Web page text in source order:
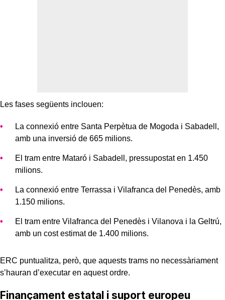
Les fases següents inclouen:
La connexió entre Santa Perpètua de Mogoda i Sabadell,
amb una inversió de 665 milions.
El tram entre Mataró i Sabadell, pressupostat en 1.450
milions.
La connexió entre Terrassa i Vilafranca del Penedès, amb
1.150 milions.
El tram entre Vilafranca del Penedès i Vilanova i la Geltrú,
amb un cost estimat de 1.400 milions.
ERC puntualitza, però, que aquests trams no necessàriament
s’hauran d’executar en aquest ordre.
Finançament estatal i suport europeu